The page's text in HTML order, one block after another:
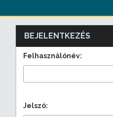
BEJELENTKEZÉS
Felhasználónév:
Jelszó: